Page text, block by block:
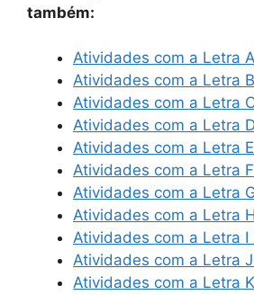
também:
Atividades com a Letra
Atividades com a Letra
Atividades com a Letra
Atividades com a Letra
Atividades com a Letra
Atividades com a Letra
Atividades com a Letra
Atividades com a Letra
Atividades com a Letra I
Atividades com a Letra
Atividades com a Letra